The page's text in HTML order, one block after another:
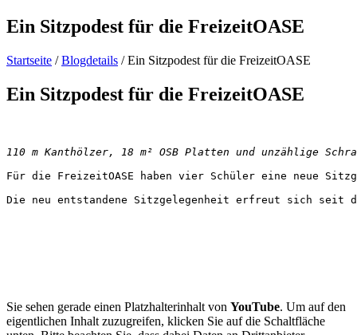
Ein Sitzpodest für die FreizeitOASE
Startseite /Blogdetails /Ein Sitzpodest für die FreizeitOASE
Ein Sitzpodest für die FreizeitOASE
110 m Kanthölzer, 18 m² OSB Platten und unzählige
Für die FreizeitOASE haben vier Schüler eine neue
Die neu entstandene Sitzgelegenheit erfreut sich seit
Sie sehen gerade einen Platzhalterinhalt von YouTube. Um auf den
eigentlichen Inhalt zuzugreifen, klicken Sie auf die Schaltfläche